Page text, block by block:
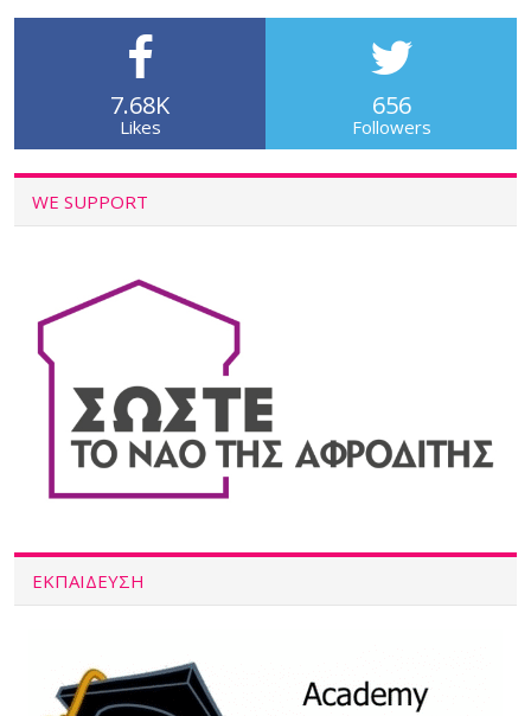
7.68K
Likes
656
Followers
WE SUPPORT
ΕΚΠΑΙΔΕΥΣΗ